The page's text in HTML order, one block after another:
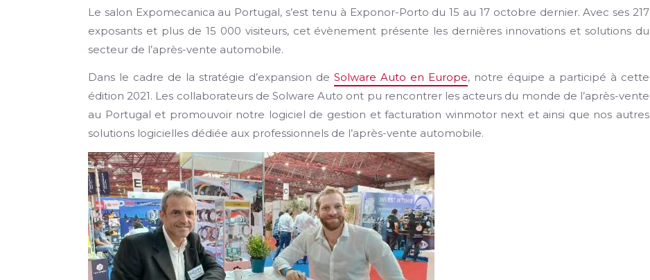
Le salon Expomecanica au Portugal, s’est tenu à Exponor-Porto du 15 au 17 octobre dernier. Avec ses 217
exposants et plus de 15 000 visiteurs, cet évènement présente les dernières innovations et solutions du
secteur de l’après-vente automobile.
Dans le cadre de la stratégie d’expansion de Solware Auto en Europe, notre équipe a participé à cette
édition 2021. Les collaborateurs de Solware Auto ont pu rencontrer les acteurs du monde de l’après-vente
au Portugal et promouvoir notre logiciel de gestion et facturation winmotor next et ainsi que nos autres
solutions logicielles dédiée aux professionnels de l’après-vente automobile.